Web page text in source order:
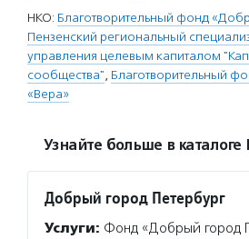
НКО: Благотворительный фонд
Пензенский региональный
управления целевым капиталом
сообщества", Благотворительный
«Вера»
Узнайте больше в каталоге
Добрый город Петербург
Услуги: Фонд «Добрый город